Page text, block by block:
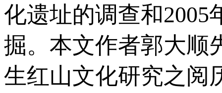
化遗址的调查和
掘。本文作者郭大顺
生红山文化研究之阅